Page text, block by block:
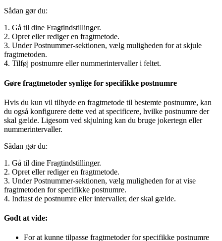
Sådan gør du:
1. Gå til dine Fragtindstillinger.
2. Opret eller rediger en fragtmetode.
3. Under Postnummer-sektionen, vælg muligheden for at skjule
fragtmetoden.
4. Tilføj postnumre eller nummerintervaller i feltet.
Gøre fragtmetoder synlige for specifikke postnumre
Hvis du kun vil tilbyde en fragtmetode til bestemte postnumre, kan
du også konfigurere dette ved at specificere, hvilke postnumre der
skal gælde. Ligesom ved skjulning kan du bruge jokertegn eller
nummerintervaller.
Sådan gør du:
1. Gå til dine Fragtindstillinger.
2. Opret eller rediger en fragtmetode.
3. Under Postnummer-sektionen, vælg muligheden for at vise
fragtmetoden for specifikke postnumre.
4. Indtast de postnumre eller intervaller, der skal gælde.
Godt at vide:
For at kunne tilpasse fragtmetoder for specifikke postnumre